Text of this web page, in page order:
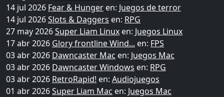
14 jul 2026 Fear & Hunger en: Juegos de terror
14 jul 2026Slots & Daggers en: RPG
27 may 2026Super Liam Linux en: Juegos Linux
17 abr 2026 Glory frontline Wind... en: FPS
03 abr 2026 Dawncaster Mac en: Juegos Mac
03 abr 2026 Dawncaster Windows en: RPG
03 abr 2026 RetroRapid! en: Audiojuegos
01 abr 2026Super Liam Mac en: Juegos Mac